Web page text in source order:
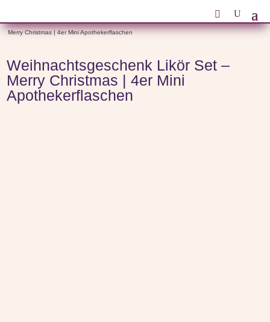
/ Weihnachtsgeschenk Likör Set –
Merry Christmas | 4er Mini Apothekerflaschen
Weihnachtsgeschenk Likör Set –
Merry Christmas | 4er Mini
Apothekerflaschen